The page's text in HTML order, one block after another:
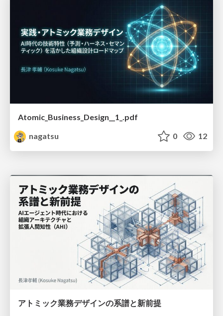
Atomic_Business_Design__1_.pdf
nagatsu
0 12
アトミック業務デザインの系譜と新前提